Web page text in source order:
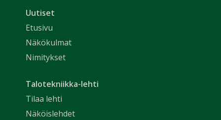
Uutiset
Etusivu
Näkökulmat
Nimitykset
Talotekniikka-lehti
Tilaa lehti
Näköislehdet